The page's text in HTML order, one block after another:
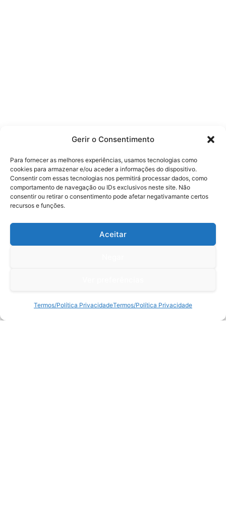
Gerir o Consentimento
Para fornecer as melhores experiências, usamos tecnologias como
cookies para armazenar e/ou aceder a informações do dispositivo.
Consentir com essas tecnologias nos permitirá processar dados, como
comportamento de navegação ou IDs exclusivos neste site. Não
consentir ou retirar o consentimento pode afetar negativamante certos
recursos e funções.
Aceitar
Termos/Política PrivacidadeTermos/Política Privacidade